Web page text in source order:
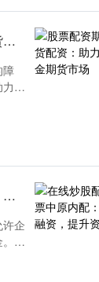
股票配资期货配资 常熟期货配资：助力资金短缺者掘金期货市场
障
其
在线炒股配资选择配资 股票中原内配：助力企业高效融资，提升资本运作能力
企
这